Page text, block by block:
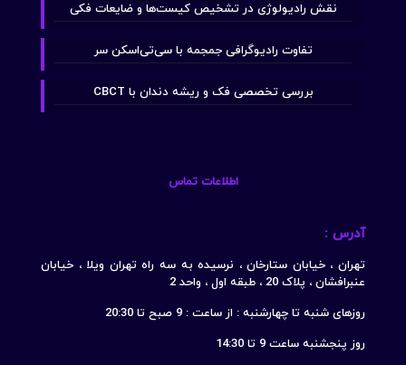
نقش رادیولوژی در تشخیص کیست‌ها و ضایعات فکی
تفاوت رادیوگرافی جمجمه با سی‌تی‌اسکن سر
بررسی تخصصی فک و ریشه دندان با CBCT
اطلاعات تماس
آدرس :
تهران ، خیابان ستارخان ، نرسیده به سه راه تهران ویلا ، خیابان
عنبرافشان ، پلاک 20 ، طبقه اول ، واحد 2
روزهای شنبه تا چهارشنبه : از ساعت : 9 صبح تا 20:30
روز پنجشنبه ساعت 9 تا 14:30